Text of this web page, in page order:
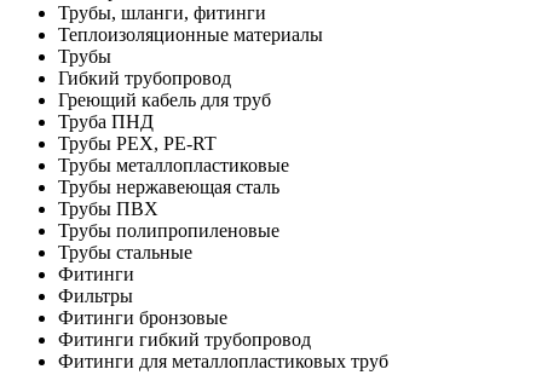
Трубы, шланги, фитинги
Теплоизоляционные материалы
Трубы
Гибкий трубопровод
Греющий кабель для труб
Труба ПНД
Трубы PEX, PE-RT
Трубы металлопластиковые
Трубы нержавеющая сталь
Трубы ПВХ
Трубы полипропиленовые
Трубы стальные
Фитинги
Фильтры
Фитинги бронзовые
Фитинги гибкий трубопровод
Фитинги для металлопластиковых труб